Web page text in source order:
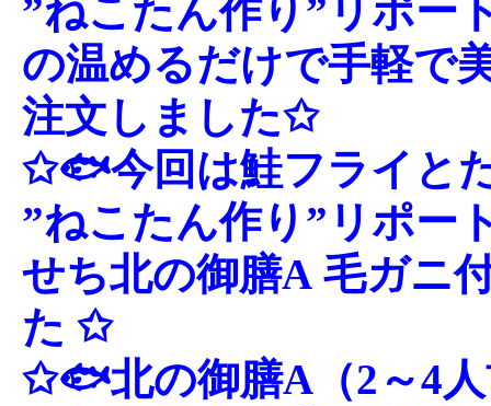
”ねこたん作り”リポー
の温めるだけで手軽で
注文しました✩
✩🐟今回は鮭フライと
”ねこたん作り”リポー
せち北の御膳A 毛ガニ
た ✩
✩🐟北の御膳A（2～4